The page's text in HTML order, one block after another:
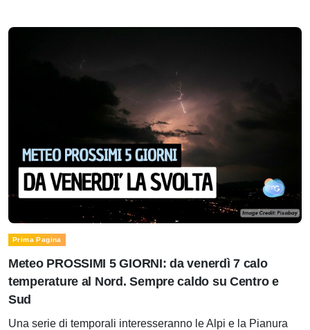
Prima Pagina
Meteo PROSSIMI 5 GIORNI: da venerdì 7 calo
temperature al Nord. Sempre caldo su Centro e
Sud
Una serie di temporali interesseranno le Alpi e la Pianura